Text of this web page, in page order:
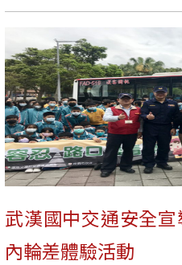
武漢國中交通安全
內輪差體驗活動